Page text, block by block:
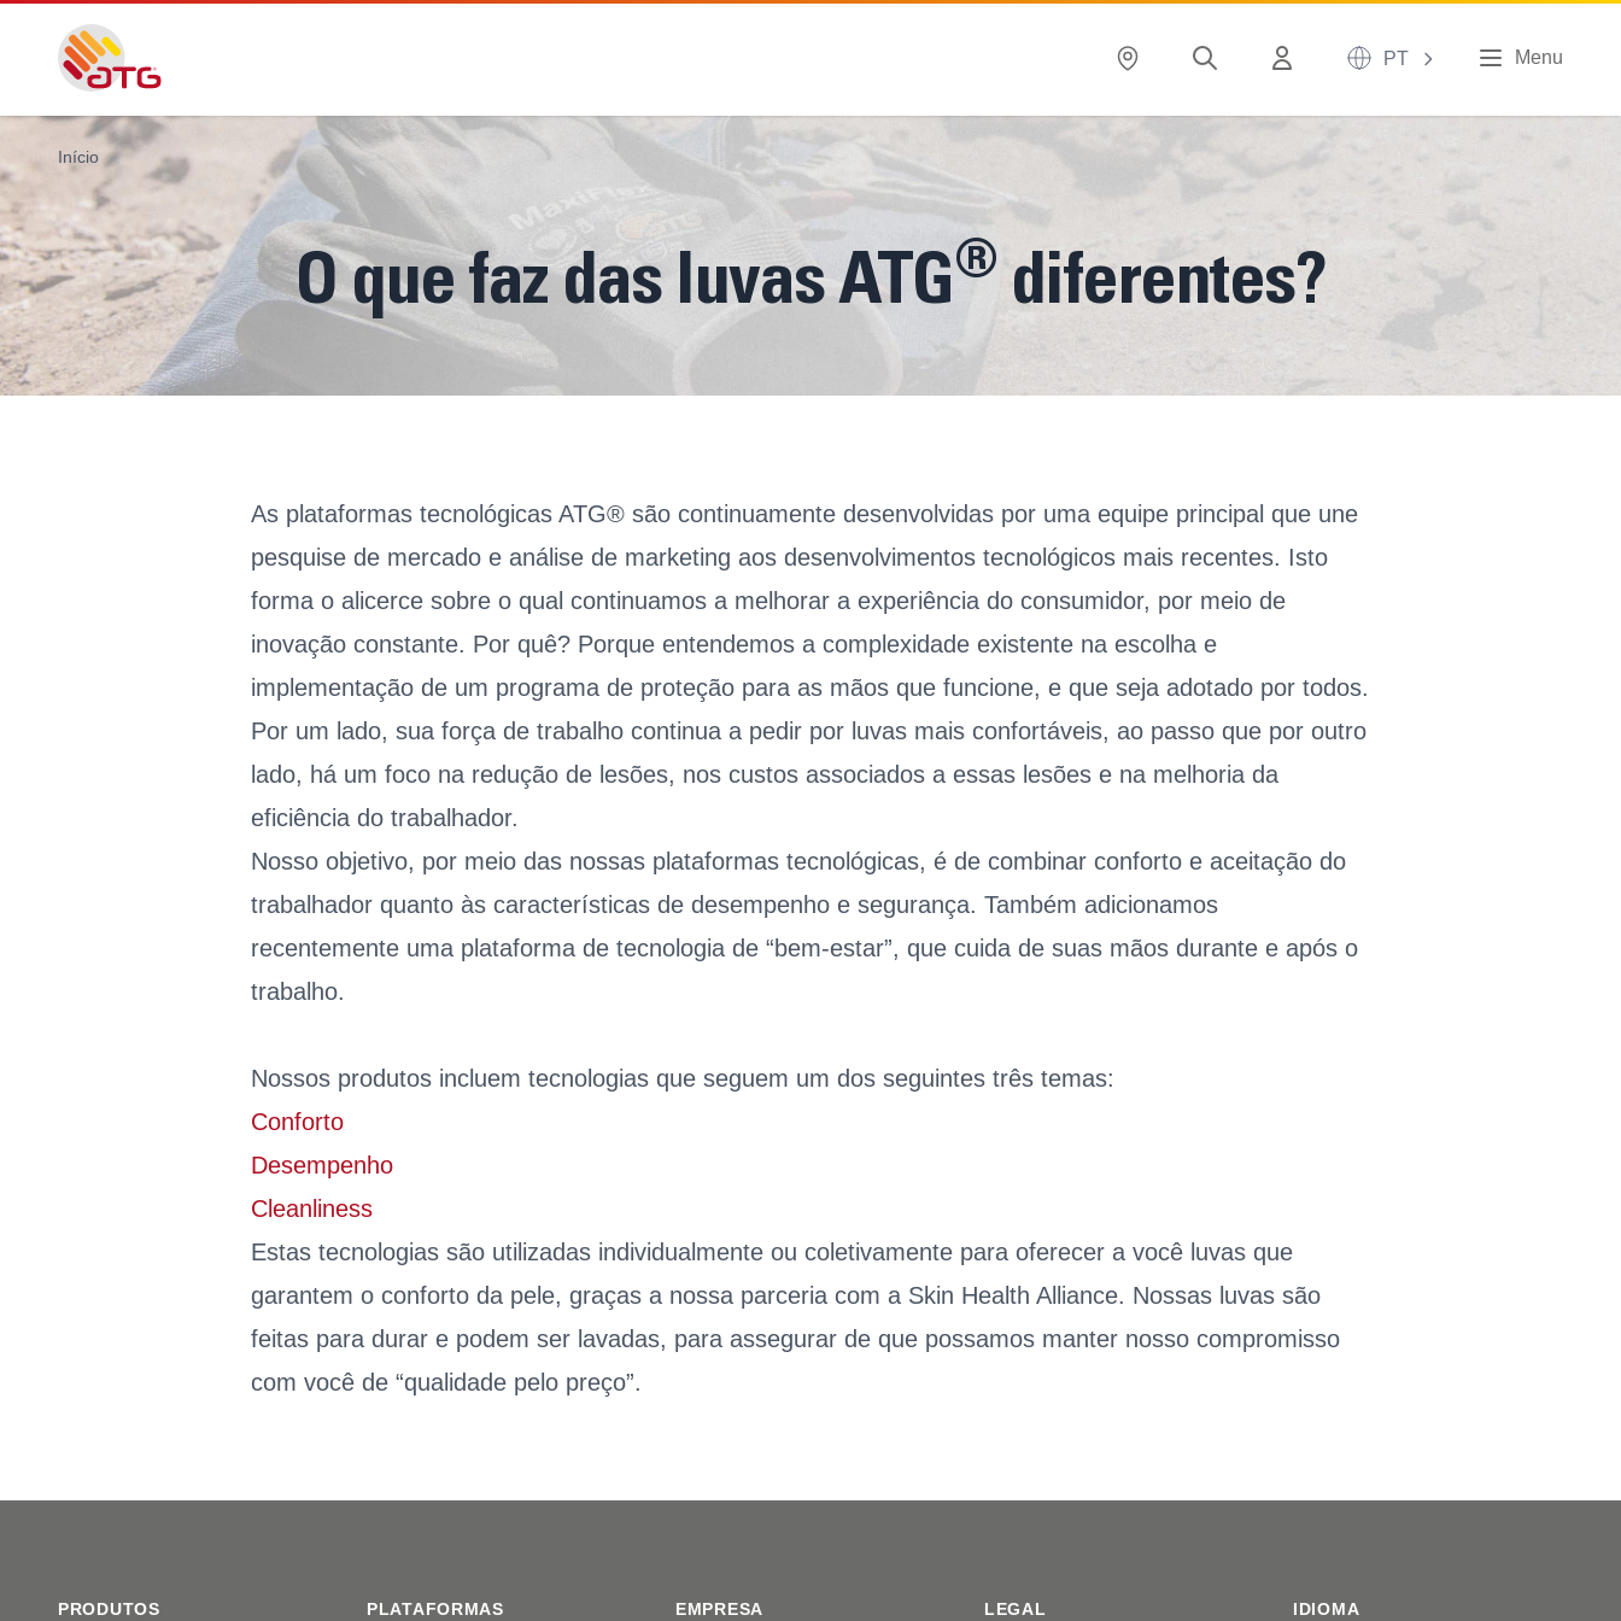
PT Menu
Início
O que faz das luvas ATG® diferentes?
As plataformas tecnológicas ATG® são continuamente desenvolvidas por uma equipe principal que une
pesquise de mercado e análise de marketing aos desenvolvimentos tecnológicos mais recentes. Isto
forma o alicerce sobre o qual continuamos a melhorar a experiência do consumidor, por meio de
inovação constante. Por quê? Porque entendemos a complexidade existente na escolha e
implementação de um programa de proteção para as mãos que funcione, e que seja adotado por todos.
Por um lado, sua força de trabalho continua a pedir por luvas mais confortáveis, ao passo que por outro
lado, há um foco na redução de lesões, nos custos associados a essas lesões e na melhoria da
eficiência do trabalhador.
Nosso objetivo, por meio das nossas plataformas tecnológicas, é de combinar conforto e aceitação do
trabalhador quanto às características de desempenho e segurança. Também adicionamos
recentemente uma plataforma de tecnologia de “bem-estar”, que cuida de suas mãos durante e após o
trabalho.
Nossos produtos incluem tecnologias que seguem um dos seguintes três temas:
Conforto
Desempenho
Cleanliness
Estas tecnologias são utilizadas individualmente ou coletivamente para oferecer a você luvas que
garantem o conforto da pele, graças a nossa parceria com a Skin Health Alliance. Nossas luvas são
feitas para durar e podem ser lavadas, para assegurar de que possamos manter nosso compromisso
com você de “qualidade pelo preço”.
PRODUTOS PLATAFORMAS EMPRESA LEGAL IDIOMA